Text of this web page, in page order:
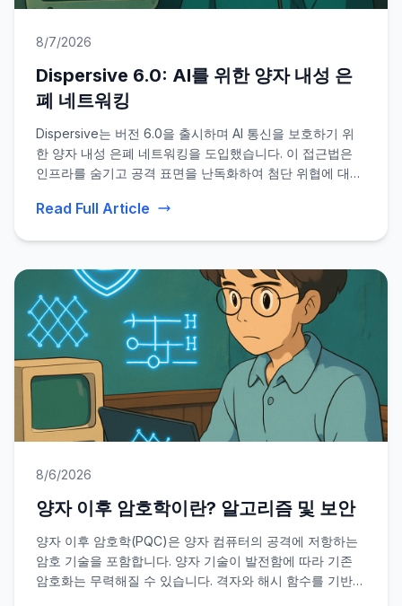
8/7/2026
Dispersive 6.0: AI를 위한 양자 내성 은
폐 네트워킹
Dispersive는 버전 6.0을 출시하며 AI 통신을 보호하기 위
한 양자 내성 은폐 네트워킹을 도입했습니다. 이 접근법은
인프라를 숨기고 공격 표면을 난독화하여 첨단 위협에 대한
력한 보안을 제공합니다.
Read Full Article
8/6/2026
양자 이후 암호학이란? 알고리즘 및 보안
양자 이후 암호학(PQC)은 양자 컴퓨터의 공격에 저항하는
암호 기술을 포함합니다. 양자 기술이 발전함에 따라 기존
암호화는 무력해질 수 있습니다. 격자와 해시 함수를 기반으